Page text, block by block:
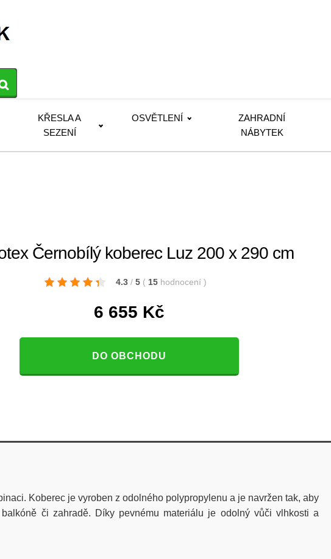
KŘESLA A
SEZENÍ
OSVĚTLENÍ
ZAHRADNÍ
NÁBYTEK
Černobílý koberec Luz 200 x 290 cm
4.3 / 5 ( 15 hodnocení )
6 655 Kč
DO OBCHODU
Koberec je vyroben z odolného polypropylenu a je navržen tak, aby
či zahradě. Díky pevnému materiálu je odolný vůči vlhkosti a